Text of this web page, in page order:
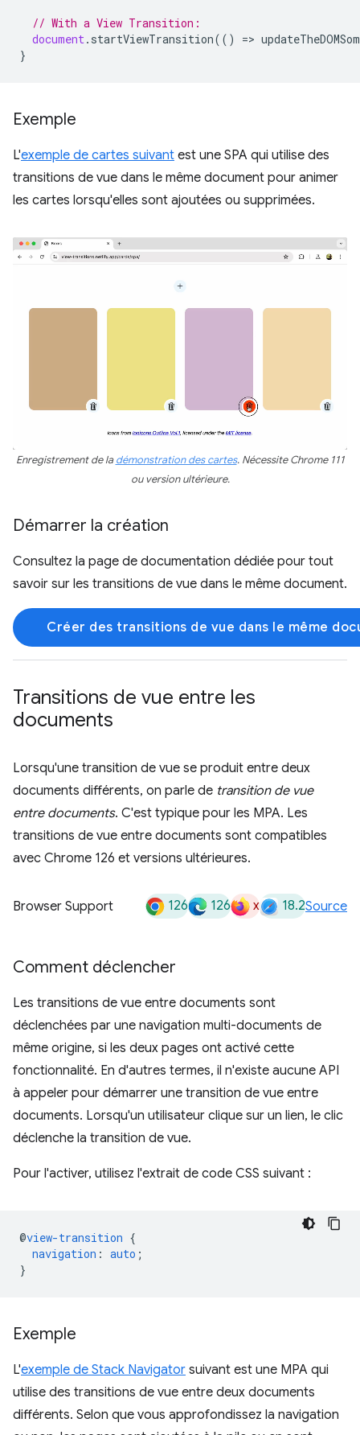
// With a View Transition:
document. startViewTransition(() =>
}
Exemple
L'exemple de cartes suivant est une SPA qui utilise des
transitions de vue dans le même document pour animer
les cartes lorsqu'elles sont ajoutées ou supprimées.
Enregistrement de ladémonstration des cartes. Nécessite Chrome 111
ou version ultérieure.
Démarrer la création
Consultez la page de documentation dédiée pour tout
savoir sur les transitions de vue dans le même document.
Créer des transitions de vue dans le même
Transitions de vue entre les
documents
Lorsqu'une transition de vue se produit entre deux
documents différents, on parle de transition de vue
entre documents. C'est typique pour les MPA. Les
transitions de vue entre documents sont compatibles
avec Chrome 126 et versions ultérieures.
Browser Support 126 126 x 18.2Source
Comment déclencher
Les transitions de vue entre documents sont
déclenchées par une navigation multi-documents de
même origine, si les deux pages ont activé cette
fonctionnalité. En d'autres termes, il n'existe aucune API
à appeler pour démarrer une transition de vue entre
documents. Lorsqu'un utilisateur clique sur un lien, le clic
déclenche la transition de vue.
Pour l'activer, utilisez l'extrait de code CSS suivant :
@view-transition {
navigation : auto ;
}
Exemple
L'exemple de Stack Navigator suivant est une MPA qui
utilise des transitions de vue entre deux documents
différents. Selon que vous approfondissez la navigation